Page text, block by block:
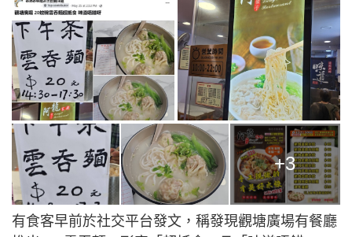
+3
有食客早前於社交平台發文，稱發現觀塘廣場有餐廳